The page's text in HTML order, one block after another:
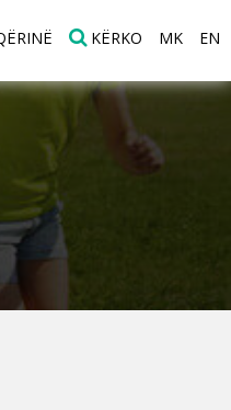
KËRKO MK EN